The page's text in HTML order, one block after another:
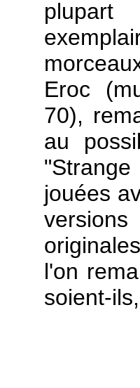
plupart
Eroc
70),
au
jouées
l'on